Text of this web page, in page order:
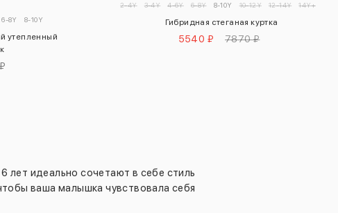
6-8Y 8-10Y
утепленный
2-4Y 3-4Y 4-6Y 6-8Y 8-10Y 10-12Y 12-14Y 14Y+
Гибридная стеганая куртка
5540 ₽ 7870 ₽
идеально сочетают в себе стиль
ваша малышка чувствовала себя